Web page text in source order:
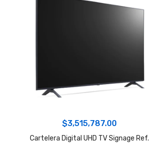
$3,515,787.00
Cartelera Digital UHD TV Signage Ref.